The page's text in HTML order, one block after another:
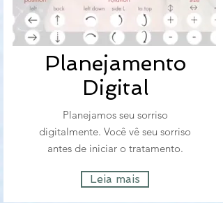
Planejamento
Digital
Planejamos seu sorriso
digitalmente. Você vê seu sorriso
antes de iniciar o tratamento.
Leia mais